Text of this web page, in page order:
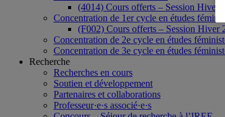
(4014) Cours offerts – Session Hiver
Concentration de 1er cycle en études
(F002) Cours offerts – Session Hiver
Concentration de 2e cycle en études
Concentration de 3e cycle en études
Recherche
Recherches en cours
Soutien et développement
Partenaires et collaborations
Professeur·e·s associé·e·s